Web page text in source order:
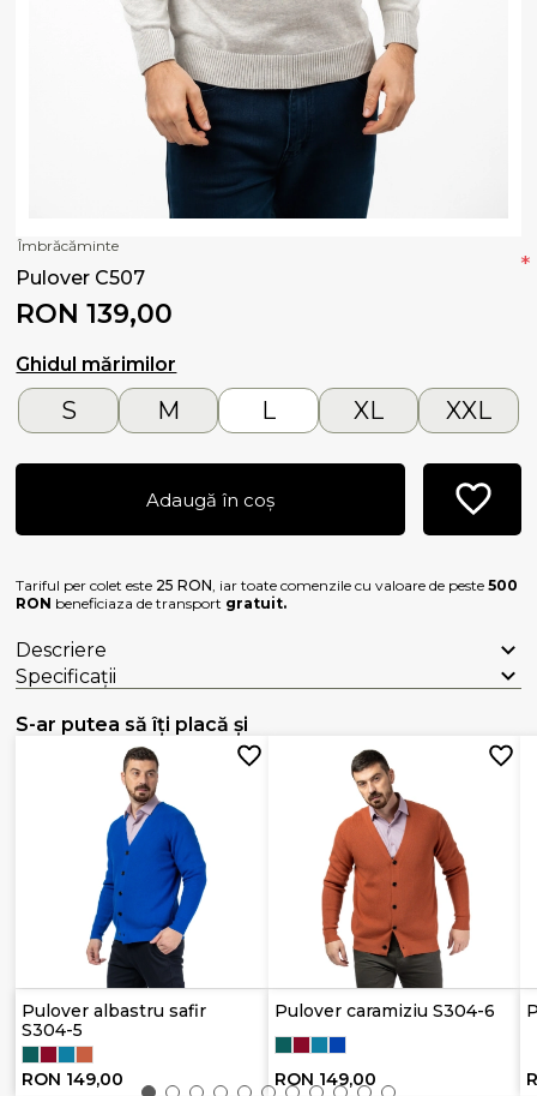
Îmbrăcăminte
Pulover C507
RON 139,00
Ghidul mărimilor
*
S M L XL XXL
Adaugă în coș
Tariful per colet este 25 RON, iar toate comenzile cu valoare de peste500
RON beneficiaza de transport gratuit.
Descriere
Specificații
S-ar putea să îți placă și
Pulover albastru safir
S304-5
RON 149,00
Pulover caramiziu S304-6
RON 149,00